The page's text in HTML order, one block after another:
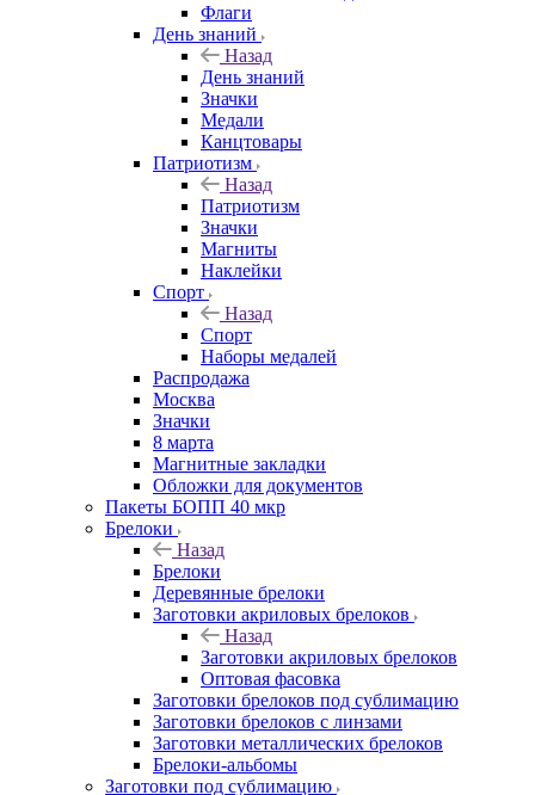
Флаги
День знаний
Назад
День знаний
Значки
Медали
Канцтовары
Патриотизм
Назад
Патриотизм
Значки
Магниты
Наклейки
Спорт
Назад
Спорт
Наборы медалей
Распродажа
Москва
Значки
8 марта
Магнитные закладки
Обложки для документов
Пакеты БОПП 40 мкр
Брелоки
Назад
Брелоки
Деревянные брелоки
Заготовки акриловых брелоков
Назад
Заготовки акриловых брелоков
Оптовая фасовка
Заготовки брелоков под сублимацию
Заготовки брелоков с линзами
Заготовки металлических брелоков
Брелоки-альбомы
Заготовки под сублимацию